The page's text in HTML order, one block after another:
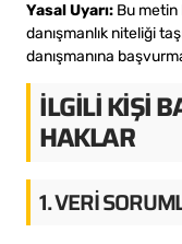
Yasal Uyarı: Bu metin
danışmanlık niteliği
danışmanına
İLGİLİ KİŞİ
HAKLAR
1. VERI